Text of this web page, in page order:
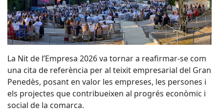
La Nit de l’Empresa 2026 va tornar a reafirmar-se com
una cita de referència per al teixit empresarial del Gran
Penedès, posant en valor les empreses, les persones i
els projectes que contribueixen al progrés econòmic i
social de la comarca.